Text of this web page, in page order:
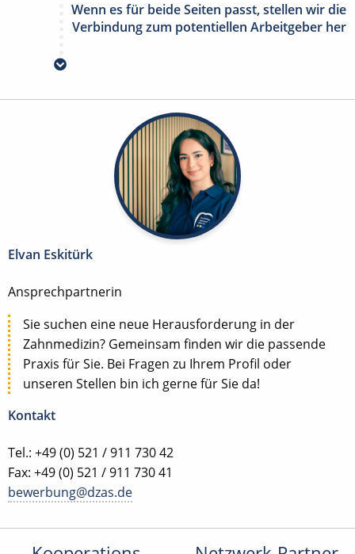
Wenn es für beide Seiten passt, stellen wir die
Verbindung zum potentiellen Arbeitgeber her
Elvan Eskitürk
Ansprechpartnerin
Sie suchen eine neue Herausforderung in der
Zahnmedizin? Gemeinsam finden wir die passende
Praxis für Sie. Bei Fragen zu Ihrem Profil oder
unseren Stellen bin ich gerne für Sie da!
Kontakt
Tel.: +49 (0) 521 / 911 730 42
Fax: +49 (0) 521 / 911 730 41
bewerbung@dzas.de